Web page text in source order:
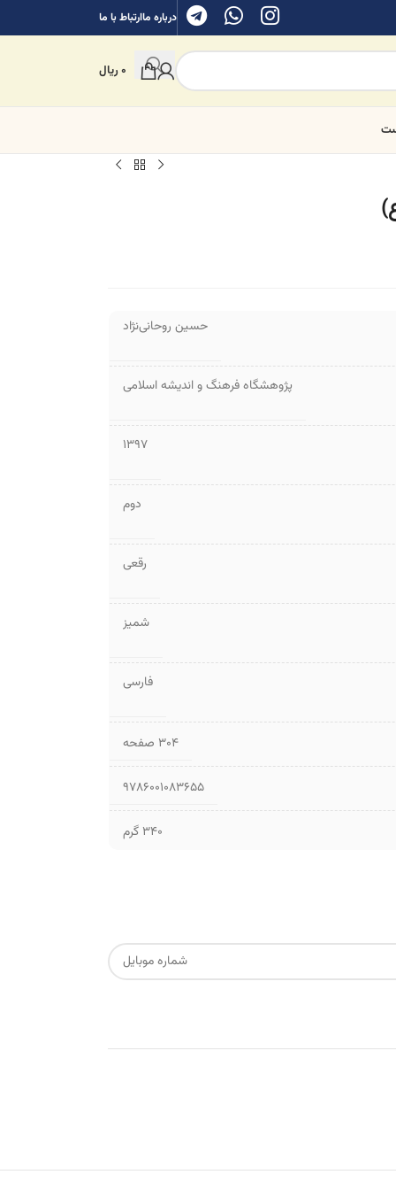
درباره ماارتباط با ما
0ریال
حسین روحانی‌نژاد
پژوهشگاه فرهنگ و اندیشه اسلامی
1397
دوم
رقعی
شمیز
فارسی
۳۰۴ صفحه
9786001083655
340 گرم